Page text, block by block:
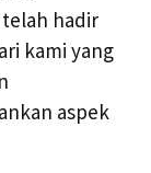
hadir
kami yang
aspek